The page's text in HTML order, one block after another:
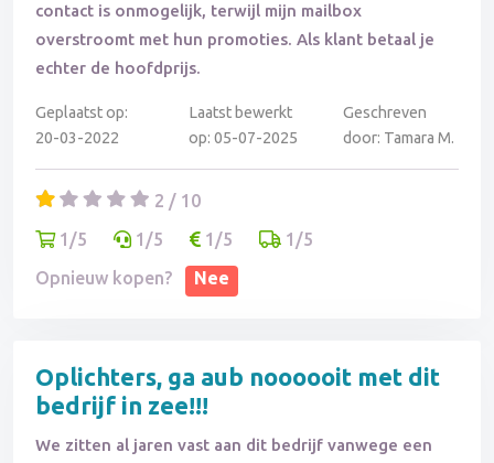
contact is onmogelijk, terwijl mijn mailbox
overstroomt met hun promoties. Als klant betaal je
echter de hoofdprijs.
Geplaatst op:
20-03-2022
Laatst bewerkt
op: 05-07-2025
Geschreven
door: Tamara M.
2 / 10
1/5
1/5 1/5
1/5
Opnieuw kopen?
Nee
Oplichters, ga aub noooooit met dit
bedrijf in zee!!!
We zitten al jaren vast aan dit bedrijf vanwege een